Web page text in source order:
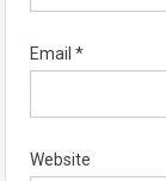
Email *
Website